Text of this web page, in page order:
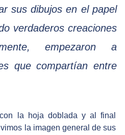
sus dibujos en el papel
verdaderos creaciones
empezaron a
que compartían entre
la hoja doblada y al final
la imagen general de sus